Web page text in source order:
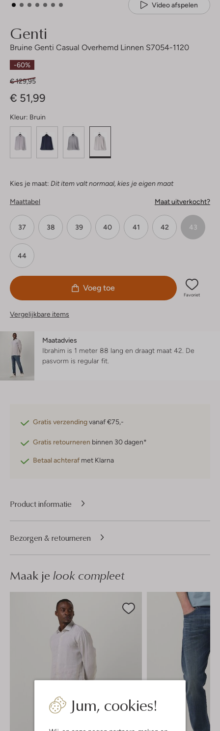
Jum, cookies!
Video afspelen
Genti
Bruine Genti Casual Overhemd Linnen S7054-1120
-60%
€ 129,95
€ 51,99
Kleur: Bruin
Kies je maat: Dit item valt normaal, kies je eigen maat
Maattabel Maat uitverkocht?
37 38 39 40 41 42 43
44
Voeg toe
Favoriet
Vergelijkbare items
Maatadvies
Ibrahim is 1 meter 88 lang en draagt maat 42. De
pasvorm is regular fit
Gratis verzendingvanaf €75,-
Gratis retourneren binnen 30 dagen*
Betaal achteraf met Klarna
Product informatie
Bezorgen & retourneren
Maak je look compleet